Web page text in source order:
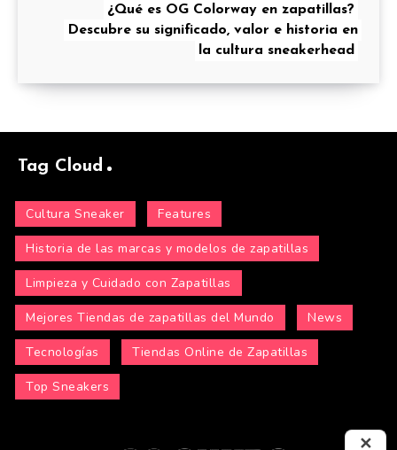
¿Qué es OG Colorway en zapatillas?
Descubre su significado, valor e historia en
la cultura sneakerhead
Tag Cloud
Cultura Sneaker Features
Historia de las marcas y modelos de zapatillas
Limpieza y Cuidado con Zapatillas
Mejores Tiendas de zapatillas del Mundo News
Tecnologías Tiendas Online de Zapatillas
Top Sneakers
✕